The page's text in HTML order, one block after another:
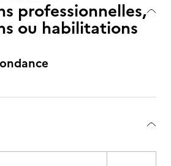
professionnelles,
ou habilitations